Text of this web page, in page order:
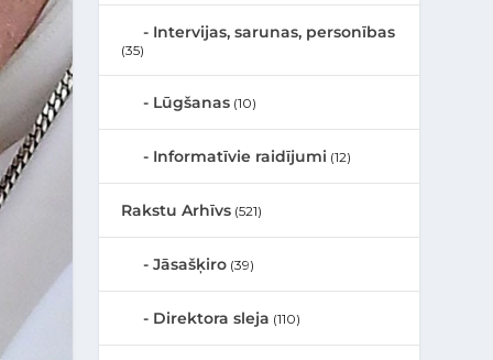
Intervijas, sarunas, personības
(35)
Lūgšanas (10)
Informatīvie raidījumi (12)
Rakstu Arhīvs (521)
Jāsašķiro (39)
Direktora sleja (110)